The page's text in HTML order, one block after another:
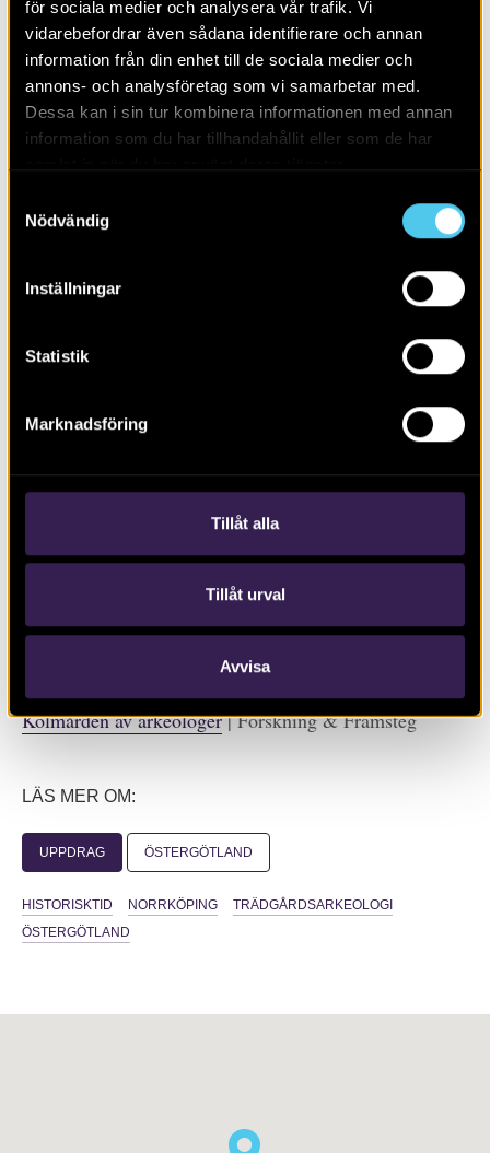
för sociala medier och analysera vår trafik. Vi
vidarebefordrar även sådana identifierare och annan
information från din enhet till de sociala medier och
annons- och analysföretag som vi samarbetar med.
Dessa kan i sin tur kombinera informationen med annan
information som du har tillhandahållit eller som de har
Nödvändig
Inställningar
Statistik
Marknadsföring
Tillåt alla
Tillåt urval
Avvisa
Filip Palm, Arkeologerna CC BY.
Nu ska Arkeologerna, i samarbete med Östergötlands
genom arkivstudier, inventering av växter och
arkeologisk undersökning av delar av anläggningen.
de så kallade stärkande åtgärder som ska förmedla och
höja kunskapen om viktiga kulturmiljöer som berörs av
Ostlänken. Berättelser om kulturmiljöer: Villa
Nu undersöks 1800-talets gross­handlar­trädgårdar vid
Kolmården av arkeologer| Forskning & Framsteg
LÄS MER OM:
UPPDRAG ÖSTERGÖTLAND
HISTORISKTID NORRKÖPING
TRÄDGÅRDSARKEOLOGI
ÖSTERGÖTLAND